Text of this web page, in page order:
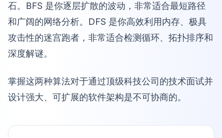
石。BFS 是你逐层扩散的波动，非常适合最短路径
和广阔的网络分析。DFS 是你高效利用内存、极具
攻击性的迷宫跑者，非常适合检测循环、拓扑排序和
深度解谜。
掌握这两种算法对于通过顶级科技公司的技术面试并
设计强大、可扩展的软件架构是不可协商的。